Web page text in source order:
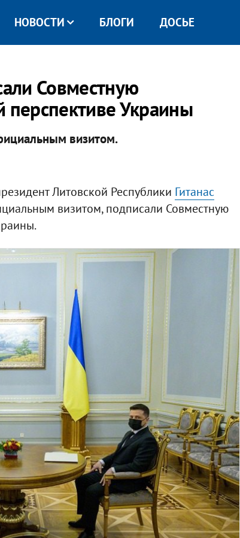
НОВОСТИ БЛОГИ ДОСЬЕ
Совместную
Украины
визитом.
Литовской Республики Гитанас
визитом, подписали Совместную